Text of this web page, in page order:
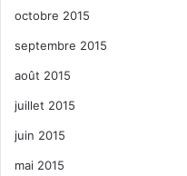
octobre 2015
septembre 2015
août 2015
juillet 2015
juin 2015
mai 2015